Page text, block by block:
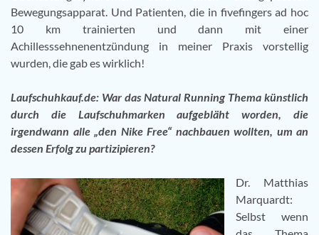
Bewegungsapparat. Und Patienten, die in fivefingers ad hoc
10 km trainierten und dann mit einer
Achillesssehnenentzündung in meiner Praxis vorstellig
wurden, die gab es wirklich!
Laufschuhkauf.de: War das Natural Running Thema künstlich
durch die Laufschuhmarken aufgebläht worden, die
irgendwann alle „den Nike Free“ nachbauen wollten, um an
dessen Erfolg zu partizipieren?
Dr. Matthias
Marquardt:
Selbst wenn